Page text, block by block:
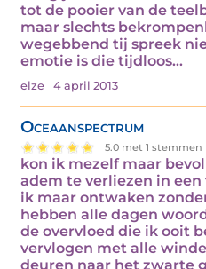
tot de pooier van de
maar slechts
wegebbend tij spreek
emotie is die tijdloos…
elze 4 april 2013
Oceaanspectrum
5.0 met 1 stemmen
kon ik mezelf maar
adem te verliezen in
ik maar ontwaken
hebben alle dagen
de overvloed die ik ooit
vervlogen met alle
deuren naar het zwarte